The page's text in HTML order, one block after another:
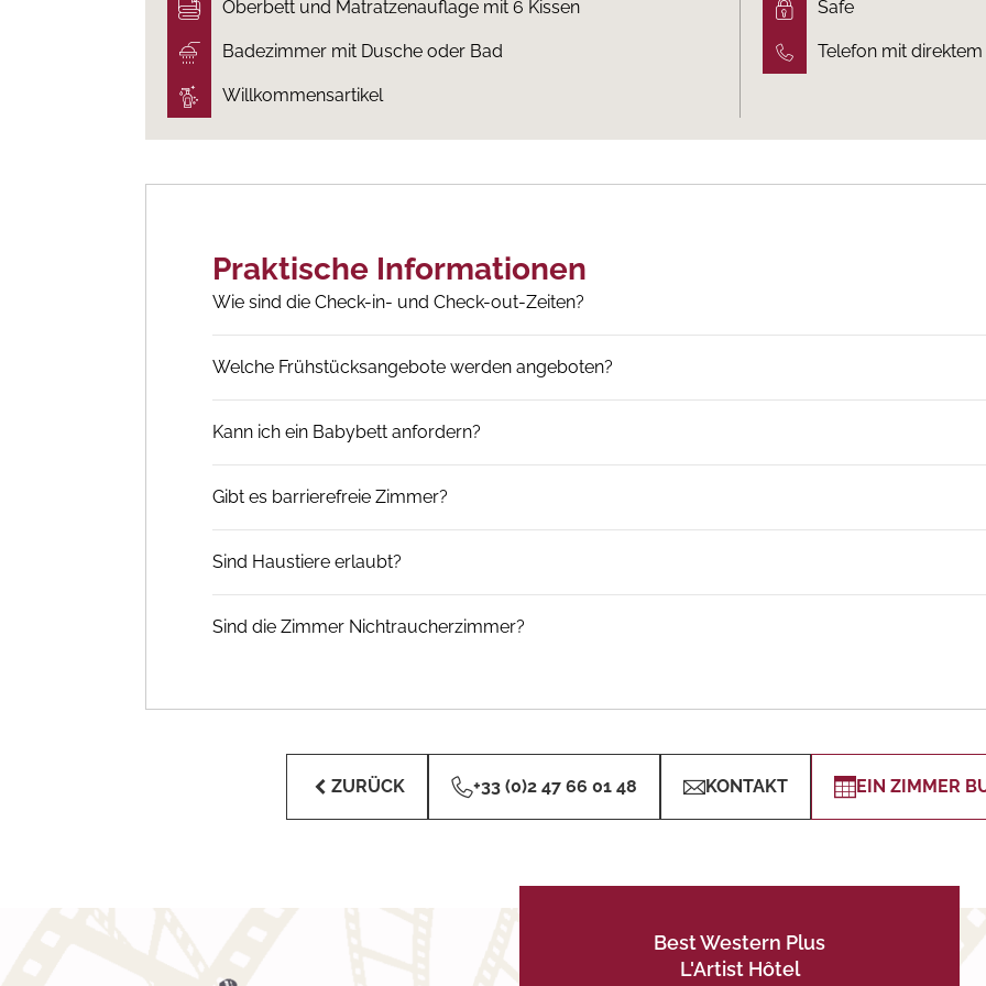
Oberbett und Matratzenauflage mit 6 Kissen
Badezimmer mit Dusche oder Bad
Willkommensartikel
Safe
Telefon mit
Praktische Informationen
Wie sind die Check-in- und Check-out-Zeiten?
Welche Frühstücksangebote werden angeboten?
Kann ich ein Babybett anfordern?
Gibt es barrierefreie Zimmer?
Sind Haustiere erlaubt?
Sind die Zimmer Nichtraucherzimmer?
ZURÜCK +33 (0)2 47 66 01 48 KONTAKT EIN ZIMMER
Best Western Plus
L'Artist Hôtel